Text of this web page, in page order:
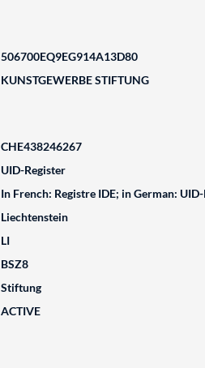
506700EQ9EG914A13D80
KUNSTGEWERBE STIFTUNG
CHE438246267
UID-Register
In French: Registre IDE; in German:
Liechtenstein
LI
BSZ8
Stiftung
ACTIVE